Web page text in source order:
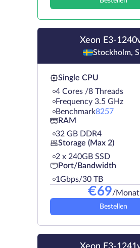
Xeon E3-
Stockholm,
Single CPU
4 Cores /8 Threads
Frequency 3.5 GHz
Benchmark8257
RAM
32 GB DDR4
Storage (Max 2)
2 х 240GB SSD
Port/Bandwidth
1Gbps/30 TB
€69/Monat
Bestellen